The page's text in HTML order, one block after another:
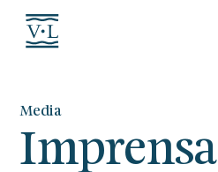
Media
Imprensa